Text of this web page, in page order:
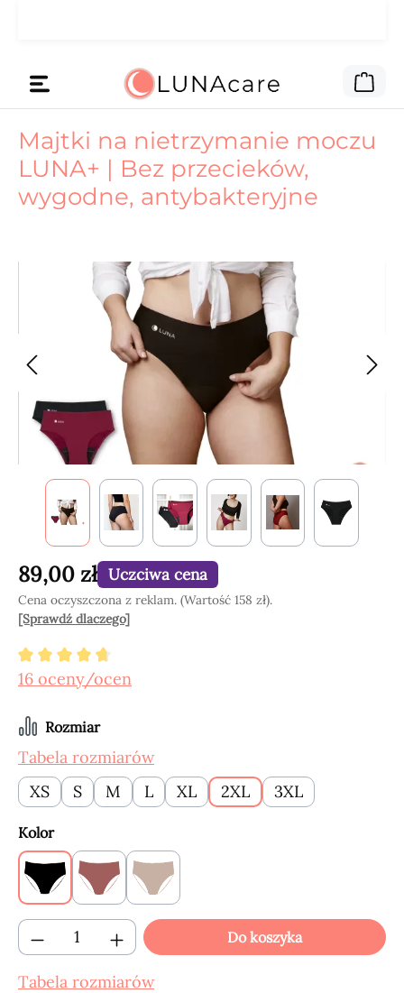
Majtki na nietrzymanie moczu
LUNA+ | Bez przecieków,
wygodne, antybakteryjne
Pomiń galerię zdjęć
89,00 zł Uczciwa cena
Cena oczyszczona z reklam. (Wartość 158 zł).
[Sprawdź dlaczego]
Średnia ocena 4.84 z 5 gwiazdek
16 oceny/ocen
Wybierz
Rozmiar
Tabela rozmiarów
XS
S M L XL 2XL 3XL
Wybierz
Kolor
Black Claret
(Ta opcja jest obecnie niedostępna.)
Beige
Ilość produktu: Wprowadź żądaną ilość
Do koszyka
Tabela rozmiarów